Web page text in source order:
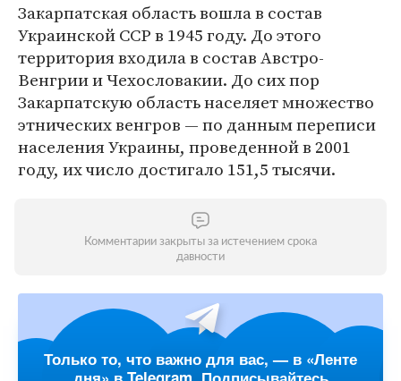
Закарпатская область вошла в состав
Украинской ССР в 1945 году. До этого
территория входила в состав Австро-
Венгрии и Чехословакии. До сих пор
Закарпатскую область населяет множество
этнических венгров — по данным переписи
населения Украины, проведенной в 2001
году, их число достигало 151,5 тысячи.
Комментарии закрыты за истечением срока
давности
Только то, что важно для вас, — в «Ленте